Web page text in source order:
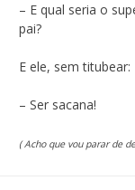
– E qual seria o
pai?
E ele, sem titubear:
– Ser sacana!
( Acho que vou parar de